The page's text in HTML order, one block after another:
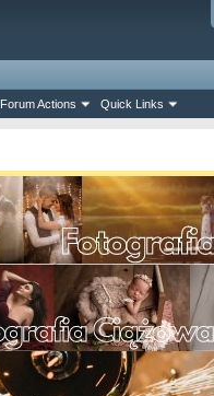
Forum Actions Quick Links